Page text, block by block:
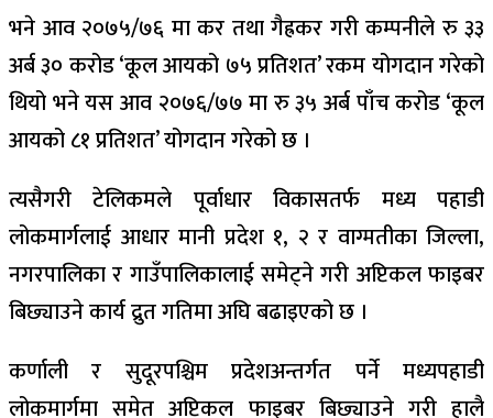
भने आव २०७५/७६ मा कर तथा गैह्रकर गरी कम्पनीले रु ३३
अर्ब ३० करोड ‘कूल आयको ७५ प्रतिशत’ रकम योगदान गरेको
थियो भने यस आव २०७६/७७ मा रु ३५ अर्ब पाँच करोड ‘कूल
आयको ८१ प्रतिशत’ योगदान गरेको छ ।
त्यसैगरी टेलिकमले पूर्वाधार विकासतर्फ मध्य पहाडी
लोकमार्गलाई आधार मानी प्रदेश १, २ र वाग्मतीका जिल्ला,
नगरपालिका र गाउँपालिकालाई समेट्ने गरी अप्टिकल फाइबर
बिछ्याउने कार्य द्रुत गतिमा अघि बढाइएको छ ।
कर्णाली र सुदूरपश्चिम प्रदेशअन्तर्गत पर्ने मध्यपहाडी
लोकमार्गमा समेत अप्टिकल फाइबर बिछ्याउने गरी हालै